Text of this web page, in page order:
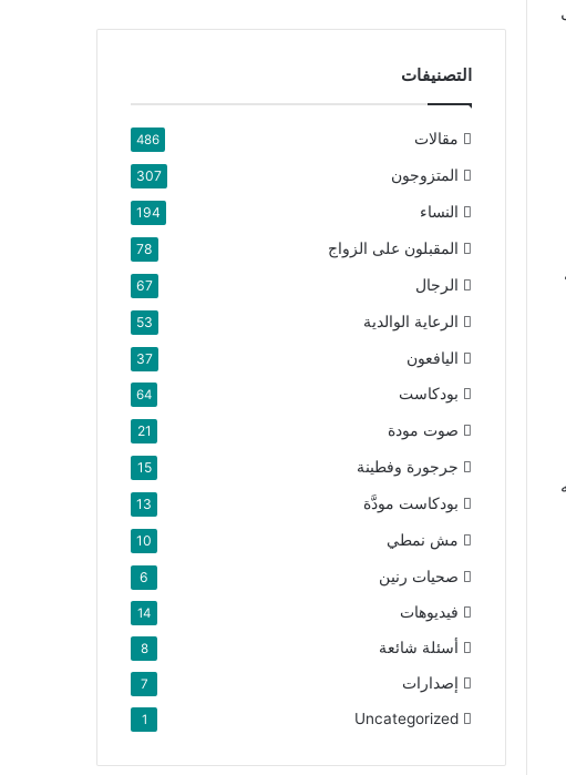
التصنيفات
مقالات 486
المتزوجون 307
النساء 194
المقبلون على الزواج 78
الرجال 67
الرعاية الوالدية 53
اليافعون 37
بودكاست 64
صوت مودة 21
جرجورة وفطينة 15
بودكاست مودَّة 13
مش نمطي 10
صحيات رنين 6
فيديوهات 14
أسئلة شائعة 8
إصدارات 7
Uncategorized
1